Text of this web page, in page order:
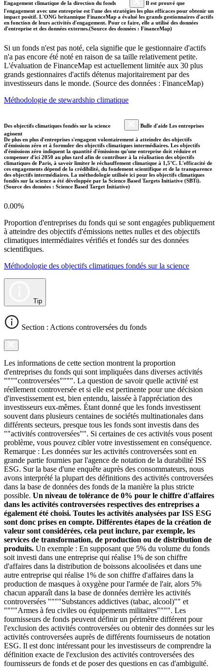
Engagement climatique de la direction du fonds
Il est prouvé que
l'engagement avec une entreprise est l'une des stratégies les plus efficaces pour obtenir un
impact positif. L'ONG britannique FinanceMap a évalué les grands gestionnaires d'actifs
en fonction de leurs activités d'engagement. Pour ce faire, elle a utilisé des données
d'entreprise et des données externes.(Source des données : FinanceMap)
Si un fonds n'est pas noté, cela signifie que le gestionnaire d'actifs
n'a pas encore été noté en raison de sa taille relativement petite.
L'évaluation de FinanceMap est actuellement limitée aux 30 plus
grands gestionnaires d'actifs détenus majoritairement par des
investisseurs dans le monde. (Source des données : FinanceMap)
Méthodologie de stewardship climatique
Des objectifs climatiques fondés sur la science
Bulle d'aide Les entreprises
agissent
De plus en plus d'entreprises s'engagent volontairement à atteindre des objectifs
d'émissions zéro et à formuler des objectifs climatiques intermédiaires. Les objectifs
d'émissions zéro indiquent la quantité d'émissions qu'une entreprise doit réduire et
compenser d'ici 2050 au plus tard afin de contribuer à la réalisation des objectifs
climatiques de Paris, à savoir limiter le réchauffement climatique à 1,5°C. L'efficacité de
ces engagements dépend de la crédibilité, du fondement scientifique et de la transparence
des objectifs intermédiaires. La méthodologie utilisée ici pour les objectifs climatiques
fondés sur la science a été développée par la Science Based Targets Initiative (SBTi).
(Source des données : Science Based Target Initiative)
0.00%
Proportion d'entreprises du fonds qui se sont engagées publiquement
à atteindre des objectifs d'émissions nettes nulles et des objectifs
climatiques intermédiaires vérifiés et fondés sur des données
scientifiques.
Méthodologie des objectifs climatiques fondés sur la science
Tip
Section : Actions controversées du fonds
Les informations de cette section montrent la proportion
d'entreprises du fonds qui sont impliquées dans diverses activités
""""controversées"""". La question de savoir quelle activité est
réellement controversée et si elle est pertinente pour une décision
d'investissement est, bien entendu, laissée à l'appréciation des
investisseurs eux-mêmes. Étant donné que les fonds investissent
souvent dans plusieurs centaines de sociétés multinationales dans
différents secteurs, presque tous les fonds sont investis dans des
""activités controversées"". Si certaines de ces activités vous posent
problème, vous pouvez cibler votre investissement en conséquence.
Remarque : Les données sur les activités controversées sont en
grande partie fournies par l'agence de notation de la durabilité ISS
ESG. Sur la base d'une enquête auprès des consommateurs, nous
avons interprété la plupart des définitions des activités controversées
dans la base de données des fonds de la manière la plus stricte
possible. Un niveau de tolérance de 0% pour le chiffre d'affaires
dans les activités controversées respectives des entreprises a
également été choisi. Toutes les activités analysées par ISS ESG
sont donc prises en compte. Différentes étapes de la création de
valeur sont considérées, cela peut inclure, par exemple, les
services de transformation, de production ou de distribution de
produits. Un exemple : En supposant que 5% du volume du fonds
soit investi dans une entreprise qui réalise 1% de son chiffre
d'affaires dans la distribution de boissons alcoolisées et dans une
autre entreprise qui réalise 1% de son chiffre d'affaires dans la
production de masques à oxygène pour l'armée de l'air, alors 5%
chacun apparaît dans la base de données derrière les activités
controversées """"Substances addictives (tabac, alcool)"" et
""""Armes à feu civiles ou équipements militaires"""". Les
fournisseurs de fonds peuvent définir un périmètre différent pour
l'exclusion des activités controversées ou obtenir des données sur les
activités controversées auprès de différents fournisseurs de notation
ESG. Il est donc intéressant pour les investisseurs de comprendre la
définition exacte de l'exclusion des activités controversées des
fournisseurs de fonds et de poser des questions en cas d'ambiguïté.